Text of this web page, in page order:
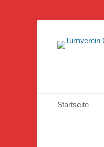
Primäres
Inhalt
Startseite